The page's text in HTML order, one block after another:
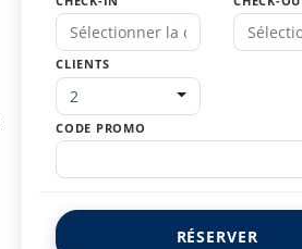
CLIENTS
2
CODE PROMO
RÉSERVER